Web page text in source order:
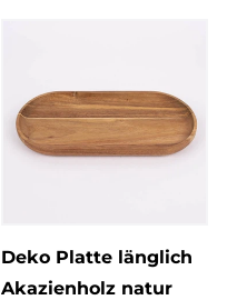
Deko Platte länglich
Akazienholz natur